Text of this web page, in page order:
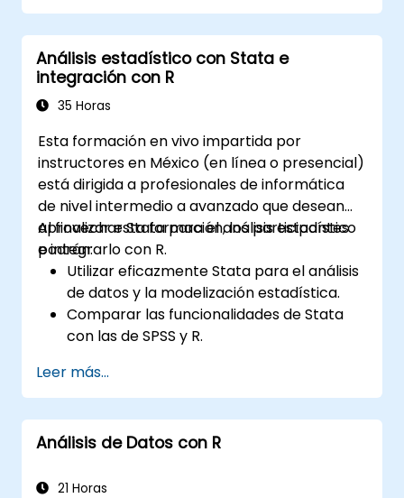
Análisis estadístico con Stata e
integración con R
35 Horas
Esta formación en vivo impartida por
instructores en México (en línea o presencial)
está dirigida a profesionales de informática
de nivel intermedio a avanzado que desean
aprovechar Stata para el análisis estadístico
e integrarlo con R.
Al finalizar esta formación, los participantes
podrán:
Utilizar eficazmente Stata para el análisis
de datos y la modelización estadística.
Comparar las funcionalidades de Stata
con las de SPSS y R.
cálculos estadísticos sin interrupciones.
Desarrollar y automatizar flujos de
trabajo utilizando Stata y R.
Leer más...
Análisis de Datos con R
21 Horas